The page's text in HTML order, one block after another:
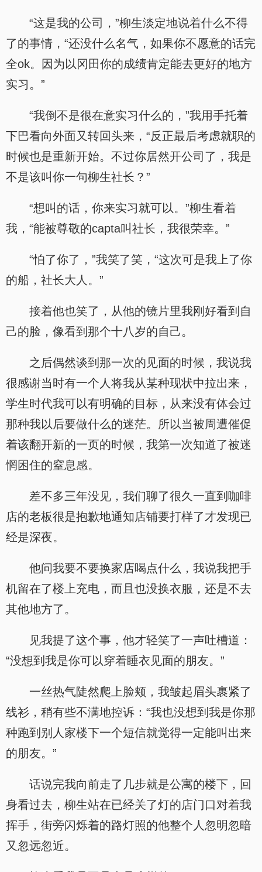
“这是我的公司，”柳生淡定地说着什么不得
了的事情，“还没什么名气，如果你不愿意的话完
全ok。因为以冈田你的成绩肯定能去更好的地方
实习。”
“我倒不是很在意实习什么的，”我用手托着
下巴看向外面又转回头来，“反正最后考虑就职的
时候也是重新开始。不过你居然开公司了，我是
不是该叫你一句柳生社长？”
“想叫的话，你来实习就可以。”柳生看着
我，“能被尊敬的capta叫社长，我很荣幸。”
“怕了你了，”我笑了笑，“这次可是我上了你
的船，社长大人。”
接着他也笑了，从他的镜片里我刚好看到自
己的脸，像看到那个十八岁的自己。
之后偶然谈到那一次的见面的时候，我说我
很感谢当时有一个人将我从某种现状中拉出来，
学生时代我可以有明确的目标，从来没有体会过
那种我以后要做什么的迷茫。所以当被周遭催促
着该翻开新的一页的时候，我第一次知道了被迷
惘困住的窒息感。
差不多三年没见，我们聊了很久一直到咖啡
店的老板很是抱歉地通知店铺要打样了才发现已
经是深夜。
他问我要不要换家店喝点什么，我说我把手
机留在了楼上充电，而且也没换衣服，还是不去
其他地方了。
见我提了这个事，他才轻笑了一声吐槽道：
“没想到我是你可以穿着睡衣见面的朋友。”
一丝热气陡然爬上脸颊，我皱起眉头裹紧了
线衫，稍有些不满地控诉：“我也没想到我是你那
种跑到别人家楼下一个短信就觉得一定能叫出来
的朋友。”
话说完我向前走了几步就是公寓的楼下，回
身看过去，柳生站在已经关了灯的店门口对着我
挥手，街旁闪烁着的路灯照的他整个人忽明忽暗
又忽远忽近。